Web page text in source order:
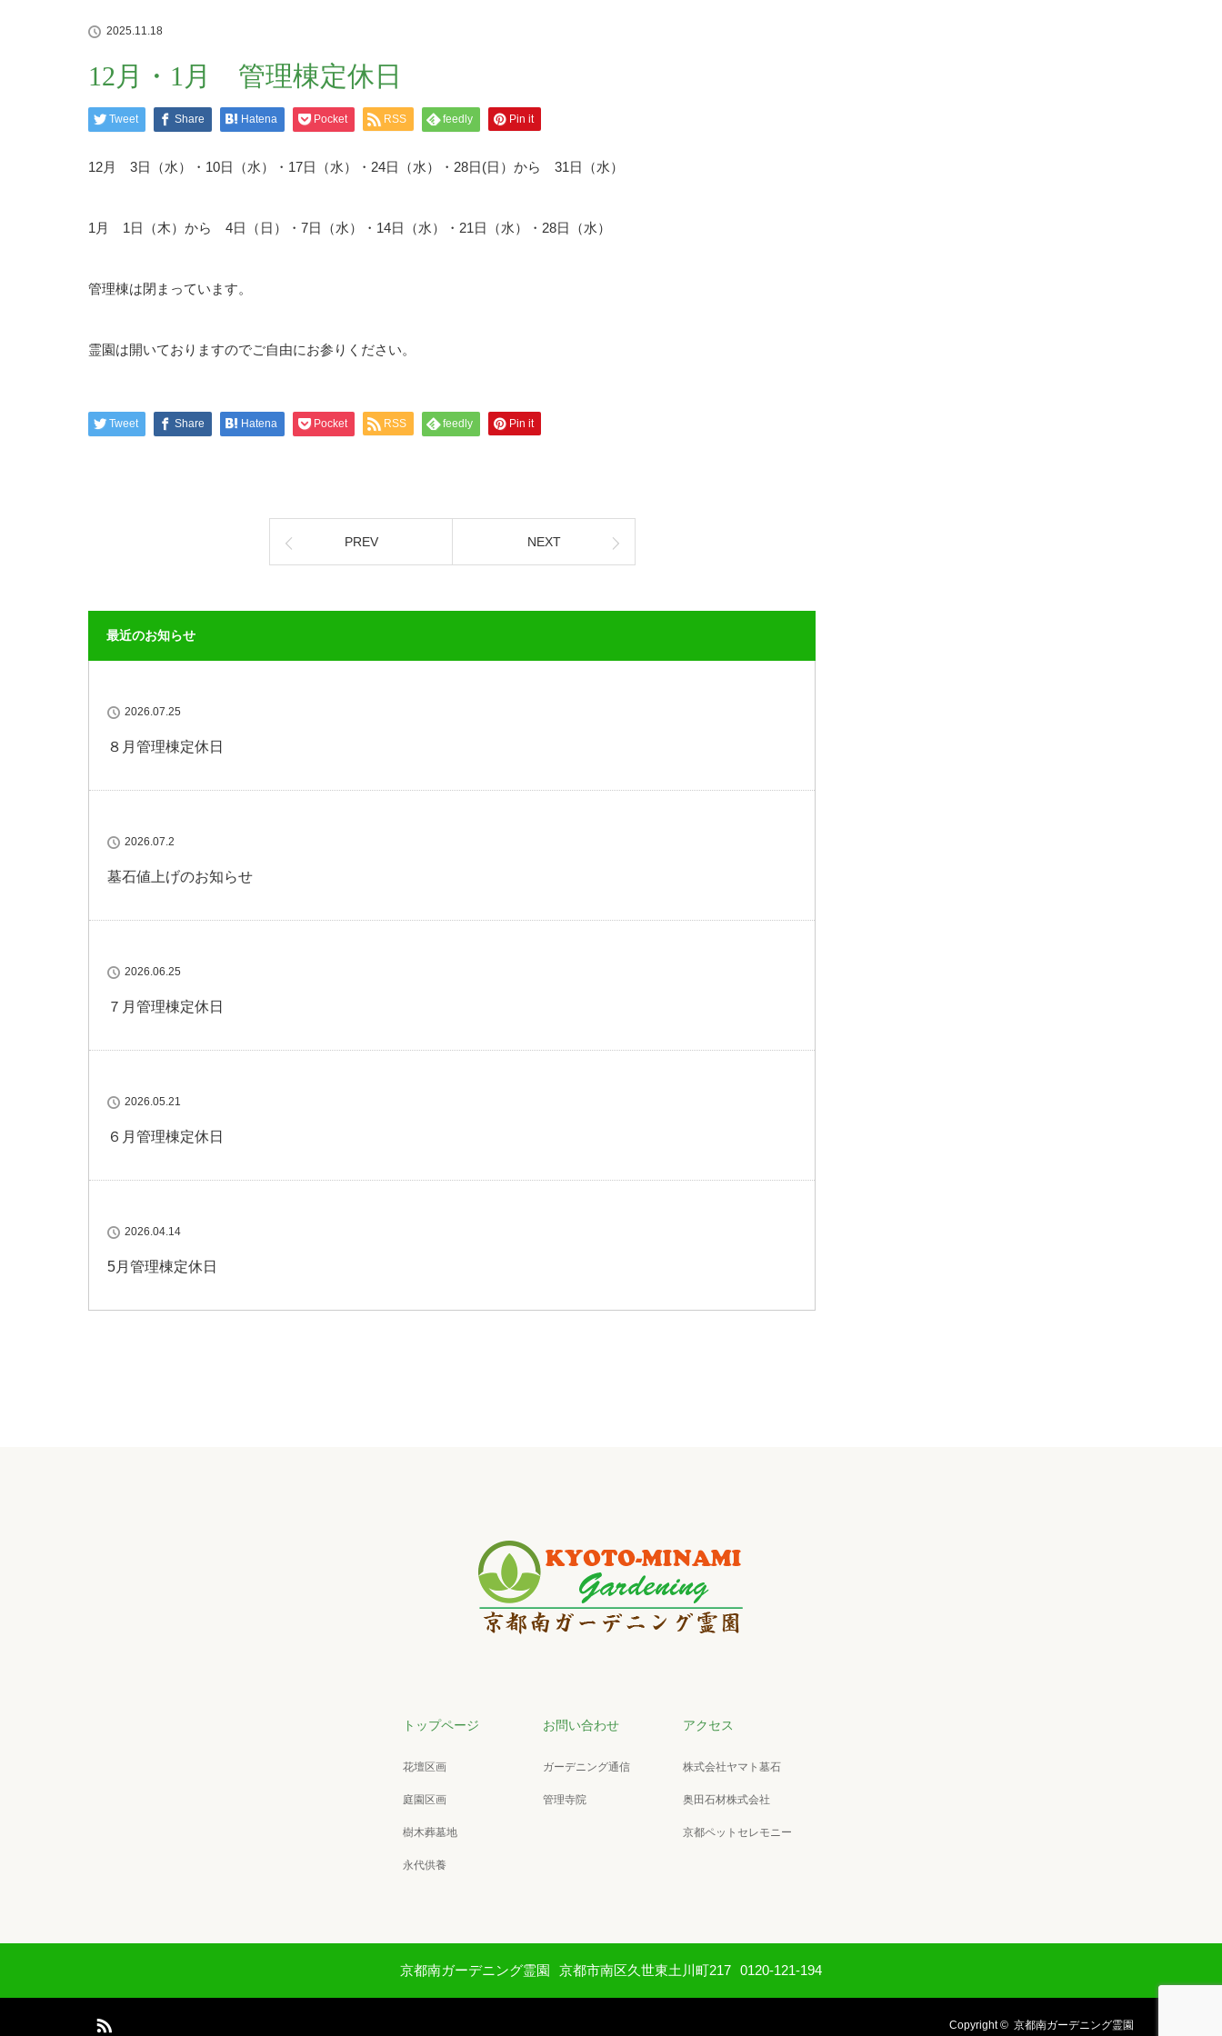
2025.11.18
12月・1月 管理棟定休日
Tweet Share Hatena Pocket RSS feedly Pin it
12月 3日（水）・10日（水）・17日（水）・24日（水）・28日(日）から 31日（水）
1月 1日（木）から 4日（日）・7日（水）・14日（水）・21日（水）・28日（水）
管理棟は閉まっています。
霊園は開いておりますのでご自由にお参りください。
Tweet Share Hatena Pocket RSS feedly Pin it
PREV NEXT
最近のお知らせ
2026.07.25
８月管理棟定休日
2026.07.2
墓石値上げのお知らせ
2026.06.25
７月管理棟定休日
2026.05.21
６月管理棟定休日
2026.04.14
5月管理棟定休日
トップページ
花壇区画
庭園区画
樹木葬墓地
永代供養
お問い合わせ
ガーデニング通信
管理寺院
アクセス
株式会社ヤマト墓石
奥田石材株式会社
京都ペットセレモニー
京都南ガーデニング霊園 京都市南区久世東土川町217 0120-121-194
Copyright © 京都南ガーデニング霊園